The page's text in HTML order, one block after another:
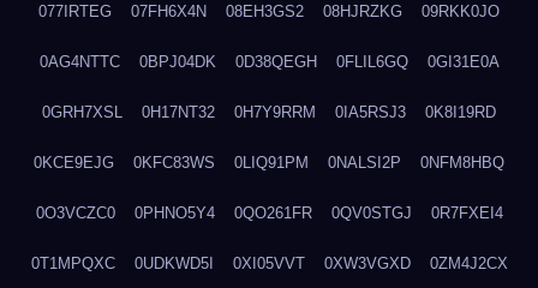
077IRTEG 07FH6X4N 08EH3GS2 08HJRZKG 09RKK0JO
0AG4NTTC 0BPJ04DK 0D38QEGH 0FLIL6GQ 0GI31E0A
0GRH7XSL 0H17NT32 0H7Y9RRM 0IA5RSJ3 0K8I19RD
0KCE9EJG 0KFC83WS 0LIQ91PM 0NALSI2P 0NFM8HBQ
0O3VCZC0 0PHNO5Y4 0QO261FR 0QV0STGJ 0R7FXEI4
0T1MPQXC 0UDKWD5I 0XI05VVT 0XW3VGXD 0ZM4J2CX